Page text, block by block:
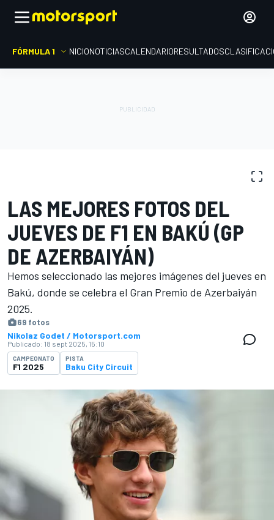
FÓRMULA 1 INICIONOTICIASCALENDARIORESULTADOS
LAS MEJORES FOTOS DEL
JUEVES DE F1 EN BAKÚ (GP
DE AZERBAIYÁN)
Hemos seleccionado las mejores imágenes del jueves en
Bakú, donde se celebra el Gran Premio de Azerbaiyán
2025.
69 fotos
Nikolaz Godet / Motorsport.com
Publicado: 18 sept 2025, 15:10
CAMPEONATO
F1 2025
PISTA
Baku City Circuit